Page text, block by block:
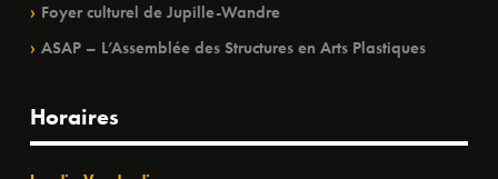
Foyer culturel de Jupille-Wandre
ASAP – L’Assemblée des Structures en Arts Plastiques
Horaires